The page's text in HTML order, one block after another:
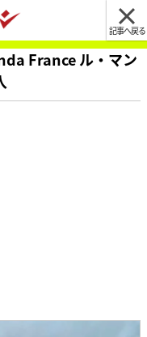
記事へ戻る
France ル・マン